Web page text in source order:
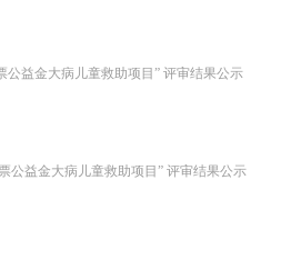
公益金大病儿童救助项目” 评审结果公示
公益金大病儿童救助项目” 评审结果公示